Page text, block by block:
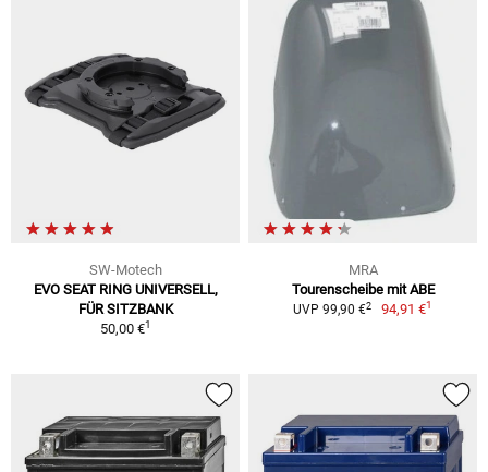
SW-Motech
EVO SEAT RING UNIVERSELL,
FÜR SITZBANK
50,00 €1
MRA
Tourenscheibe mit ABE
UVP 99,90 €2 94,91 €1